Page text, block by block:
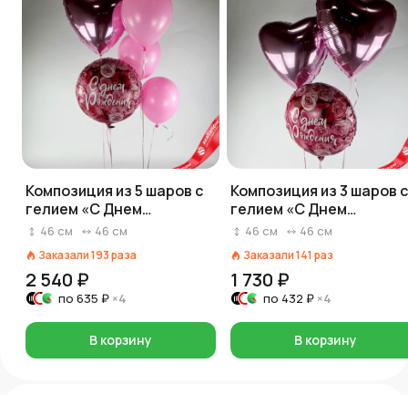
Композиция из 5 шаров с
гелием «С Днем
Рождения (симфония
46 см 46 см
Заказали193раза
2 540 ₽
по 635 ₽ ×4
В корзину
Композиция из 3 шаров с
гелием «С Днем
Рождения (симфония
46 см 46 см
Заказали141 раз
1 730 ₽
по 432 ₽ ×4
В корзину